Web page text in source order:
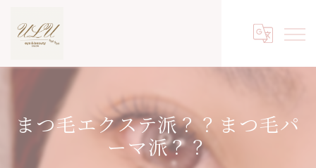
まつ毛エクステ派？？まつ毛パ
ーマ派？？